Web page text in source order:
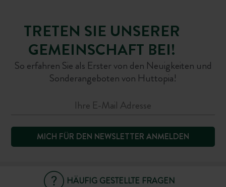
TRETEN SIE UNSERER
GEMEINSCHAFT BEI!
So erfahren Sie als Erster von den Neuigkeiten und
Sonderangeboten von Huttopia!
MICH FÜR DEN NEWSLETTER ANMELDEN
HÄUFIG GESTELLTE FRAGEN